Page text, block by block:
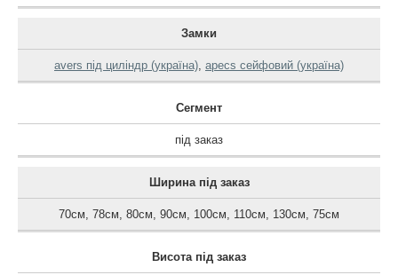
Замки
avers під циліндр (україна), apecs сейфовий (україна)
Сегмент
під заказ
Ширина під заказ
70см, 78см, 80см, 90см, 100см, 110см, 130см, 75см
Висота під заказ